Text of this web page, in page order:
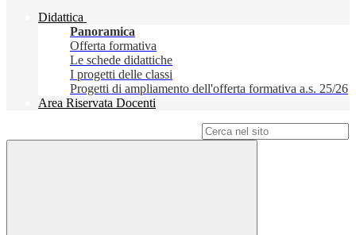
Didattica
Panoramica
Offerta formativa
Le schede didattiche
I progetti delle classi
Progetti di ampliamento dell'offerta formativa a.s. 25/26
Area Riservata Docenti